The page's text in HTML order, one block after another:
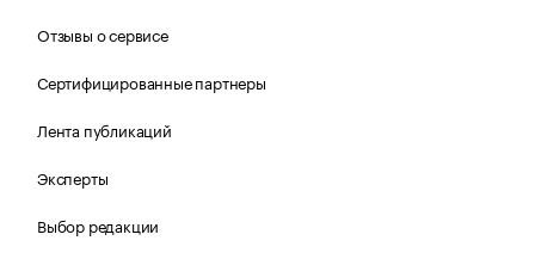
Отзывы о сервисе
Сертифицированные партнеры
Лента публикаций
Эксперты
Выбор редакции